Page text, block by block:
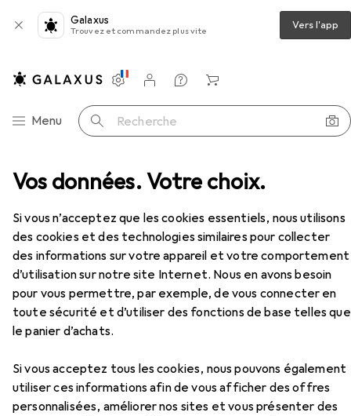
Vos données. Votre choix.
Si vous n’acceptez que les cookies essentiels, nous utilisons
des cookies et des technologies similaires pour collecter
des informations sur votre appareil et votre comportement
d’utilisation sur notre site Internet. Nous en avons besoin
pour vous permettre, par exemple, de vous connecter en
toute sécurité et d’utiliser des fonctions de base telles que
le panier d’achats.
Si vous acceptez tous les cookies, nous pouvons également
utiliser ces informations afin de vous afficher des offres
personnalisées, améliorer nos sites et vous présenter des
Galaxus
Trouvez et commandez plus vite Vers l'app
Navigation par catégorie
Menu Recherche
Paramètres
Compte client
Listes de comparaison
Listes d'envies
Panier
de savon + porte-savon Wenko Agropoli
Agropoli
Accessoires pour Wenko Agropoli